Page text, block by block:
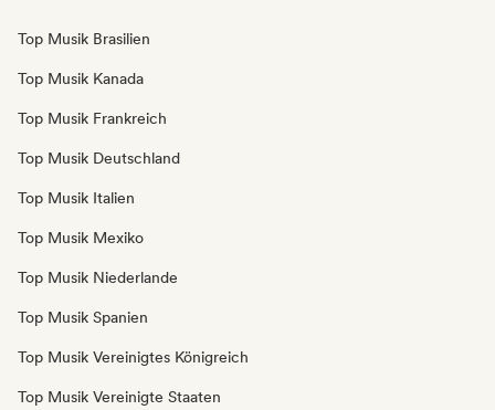
Top Musik Brasilien
Top Musik Kanada
Top Musik Frankreich
Top Musik Deutschland
Top Musik Italien
Top Musik Mexiko
Top Musik Niederlande
Top Musik Spanien
Top Musik Vereinigtes Königreich
Top Musik Vereinigte Staaten